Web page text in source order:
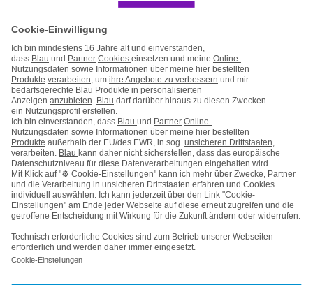
Kontakt Impressum AGB & Pflichtinformationen
Hinweise ElektroG/BattG Datenschutz
Barrierefreiheit Karriere Cookie-Einstellungen
Kooperations- & Werbepartner Vertrag widerrufen
Vertrag kündigen